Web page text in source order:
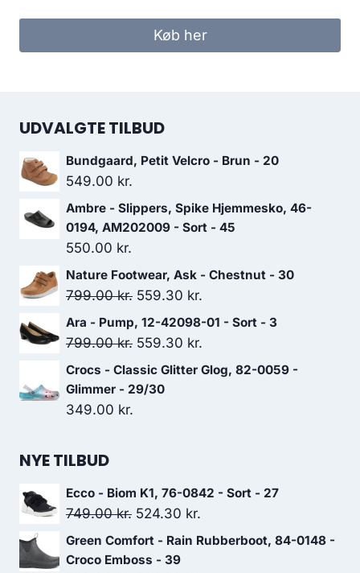
Køb her
UDVALGTE TILBUD
Bundgaard, Petit Velcro - Brun - 20
549.00 kr.
Ambre - Slippers, Spike Hjemmesko, 46-
0194, AM202009 - Sort - 45
550.00 kr.
Nature Footwear, Ask - Chestnut - 30
799.00kr. Den
oprindelige
pris
799.00 kr..
559.30 kr.
aktuelle
559.30 kr..
Ara - Pump, 12-42098-01 - Sort - 3
799.00kr. Den
oprindelige
pris
559.30 kr.
aktuelle
Crocs - Classic Glitter Glog, 82-0059 -
Glimmer - 29/30
349.00 kr.
NYE TILBUD
Ecco - Biom K1, 76-0842 - Sort - 27
749.00kr. Den
oprindelige
pris
524.30 kr.
aktuelle
Green Comfort - Rain Rubberboot, 84-0148 -
Croco Emboss - 39